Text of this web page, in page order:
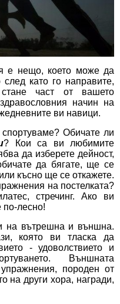
е нещо, което може да
като го направите,
част от вашето
начин на
ви навици.
Обичате ли
? Кои са ви любимите
да изберете дейност,
да бягате, ще се
късно ще се откажете.
на постелката?
стречинг. Ако ви
по-лесно!
на вътрешна и външна.
която ви тласка да
- удоволствието и
Външната
породен от
на други хора, награди,